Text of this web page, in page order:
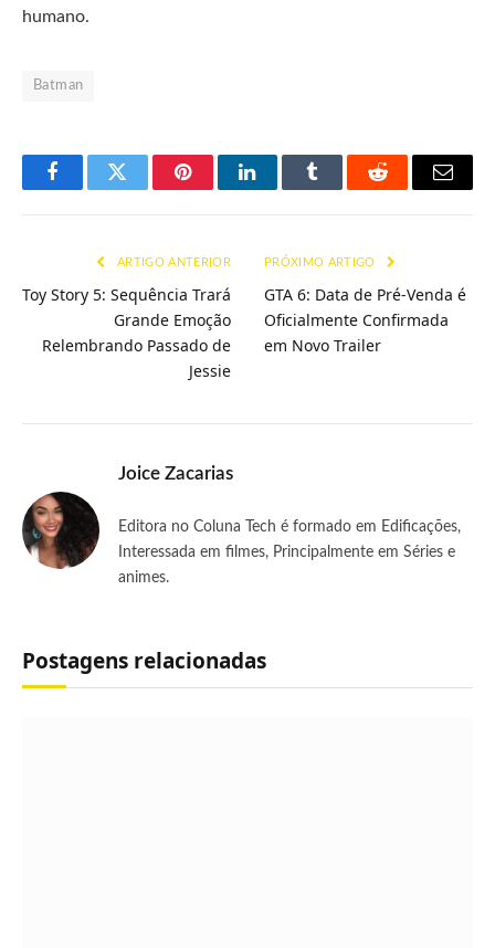
humano.
Batman
FacebookTwitter PinterestLinkedInTumblr Reddit
E-
ARTIGO ANTERIOR
Toy Story 5: Sequência Trará
Grande Emoção
Relembrando Passado de
Jessie
PRÓXIMO ARTIGO
GTA 6: Data de Pré-Venda é
Oficialmente Confirmada
em Novo Trailer
Joice Zacarias
Editora no Coluna Tech é formado em Edificações,
Interessada em filmes, Principalmente em Séries e
animes.
Postagens relacionadas